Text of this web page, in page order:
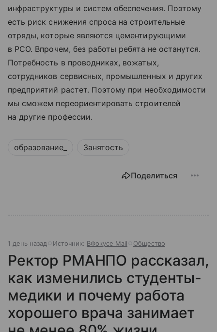
инфраструктуры и систем обеспечения. Поэтому
есть риск снижения спроса на строительные
отряды, которые являются цементирующими
в РСО. Впрочем, без работы ребята не останутся.
Потребность в проводниках, вожатых,
сотрудников сервисных, промышленных и других
предприятий растет. Поэтому при необходимости
мы сможем переориентировать строителей
на другие профессии.
образование_ Занятость
Поделиться
1 день назад Источник: ВФокусе Mail Общество
Ректор РМАНПО рассказал,
как изменились студенты-
медики и почему работа
хорошего врача занимает